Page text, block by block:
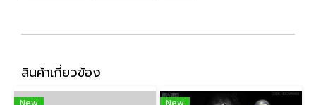
สินค้าเกี่ยวข้อง